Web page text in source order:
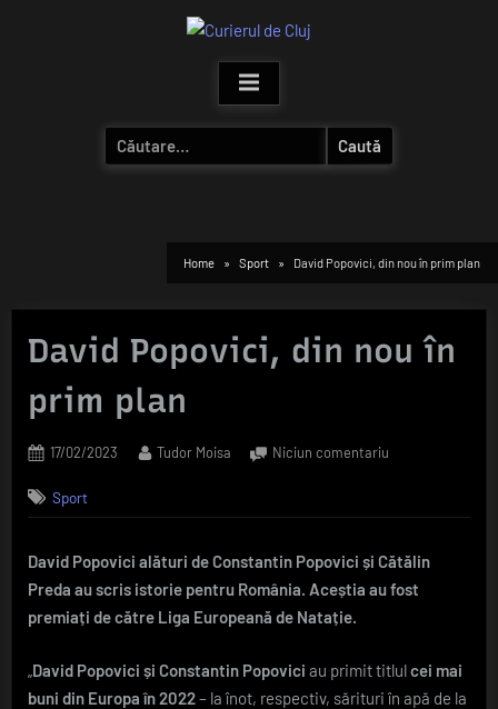
Caută
după:
Home Sport David Popovici, din nou în prim plan
David Popovici, din nou în
prim plan
Posted
17/02/2023 By
Tudor Moisa Niciun comentariu
din
în
prim
Sport
David Popovici alături de Constantin Popovici și Cătălin
Preda au scris istorie pentru România. Aceștia au fost
premiați de către Liga Europeană de Natație.
„David Popovici și Constantin Popovici au primit titlulcei mai
buni din Europa în 2022– la înot, respectiv, sărituri în apă de la